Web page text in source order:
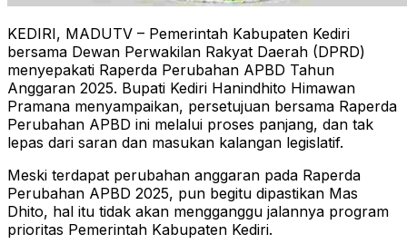
KEDIRI, MADUTV – Pemerintah Kabupaten Kediri
bersama Dewan Perwakilan Rakyat Daerah (DPRD)
menyepakati Raperda Perubahan APBD Tahun
Anggaran 2025. Bupati Kediri Hanindhito Himawan
Pramana menyampaikan, persetujuan bersama Raperda
Perubahan APBD ini melalui proses panjang, dan tak
lepas dari saran dan masukan kalangan legislatif.
Meski terdapat perubahan anggaran pada Raperda
Perubahan APBD 2025, pun begitu dipastikan Mas
Dhito, hal itu tidak akan mengganggu jalannya program
prioritas Pemerintah Kabupaten Kediri.